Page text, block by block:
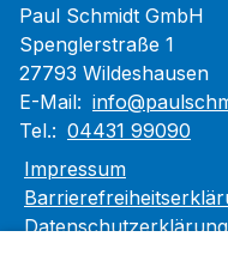
Paul Schmidt GmbH
Spenglerstraße 1
27793 Wildeshausen
E-Mail:
Tel.: 04431 99090
Impressum
Datenschutzerklärung